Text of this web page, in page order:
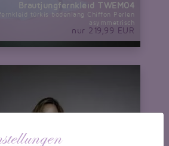
Brautjungfernkleid TWEM04
türkis bodenlang Chiffon Perlen
asymmetrisch
nur 219,99 EUR